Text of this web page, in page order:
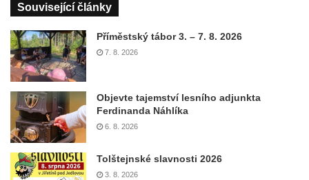
Související články
Příměstský tábor 3. – 7. 8. 2026
7. 8. 2026
Objevte tajemství lesního adjunkta
Ferdinanda Náhlíka
6. 8. 2026
Tolštejnské slavnosti 2026
3. 8. 2026